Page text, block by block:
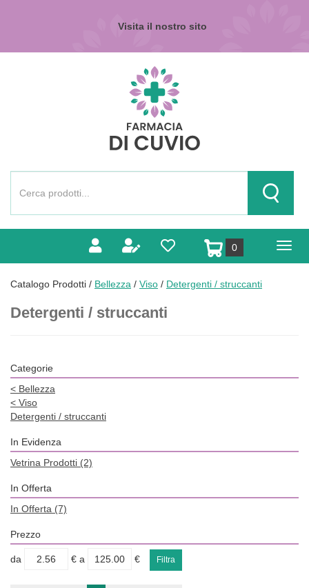
Visita il nostro sito
Prodotto
Cerca
0prodotti
inseriti
Catalogo Prodotti / Bellezza / Viso / Detergenti / struccanti
Detergenti / struccanti
Categorie
< Bellezza
< Viso
Detergenti / struccanti
In Evidenza
Vetrina Prodotti (2)
In Offerta
In Offerta (7)
Prezzo
filtra
da €
filtra
a €